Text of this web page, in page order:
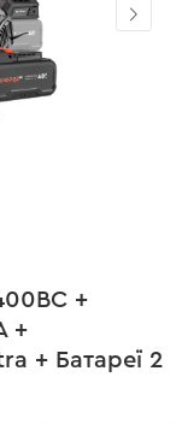
+
+
+ Батареї 2